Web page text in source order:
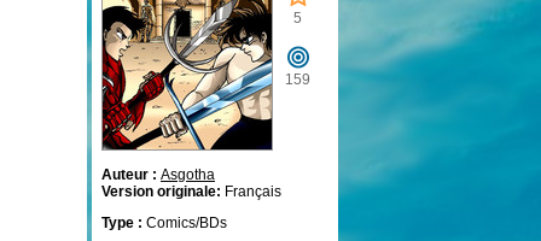
5
159
Auteur : Asgotha
Version originale: Français
Type : Comics/BDs